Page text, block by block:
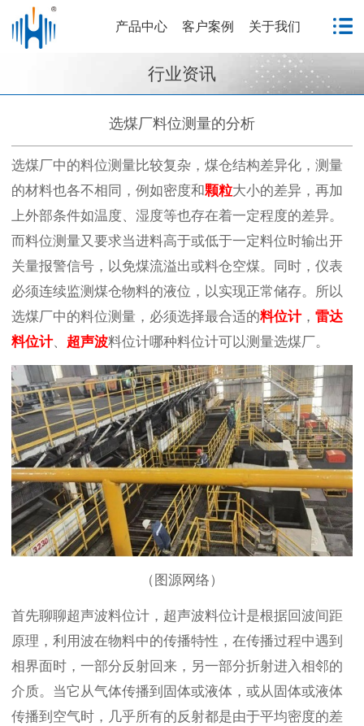
产品中心 客户案例 关于我们
行业资讯
选煤厂料位测量的分析
选煤厂中的料位测量比较复杂，煤仓结构差异化，测量
的材料也各不相同，例如密度和颗粒大小的差异，再加
上外部条件如温度、湿度等也存在着一定程度的差异。
而料位测量又要求当进料高于或低于一定料位时输出开
关量报警信号，以免煤流溢出或料仓空煤。同时，仪表
必须连续监测煤仓物料的液位，以实现正常储存。所以
选煤厂中的料位测量，必须选择最合适的料位计， 雷达
料位计、 超声波料位计哪种料位计可以测量选煤厂。
（图源网络）
首先聊聊超声波料位计，超声波料位计是根据回波间距
原理，利用波在物料中的传播特性，在传播过程中遇到
相界面时，一部分反射回来，另一部分折射进入相邻的
介质。当它从气体传播到固体或液体，或从固体或液体
传播到空气时，几乎所有的反射都是由于平均密度的差